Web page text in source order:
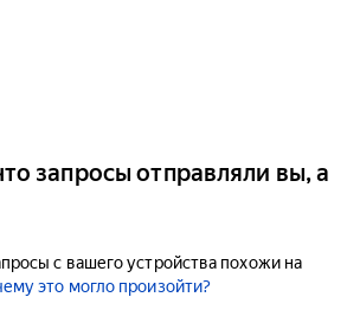
запросы отправляли вы, а
с вашего устройства похожи на
это могло произойти?